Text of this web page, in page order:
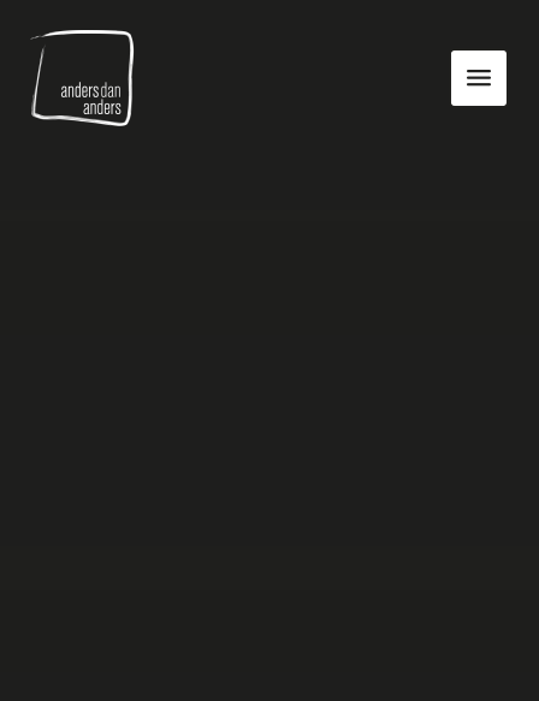
Anders
dan
Toon
navigatie